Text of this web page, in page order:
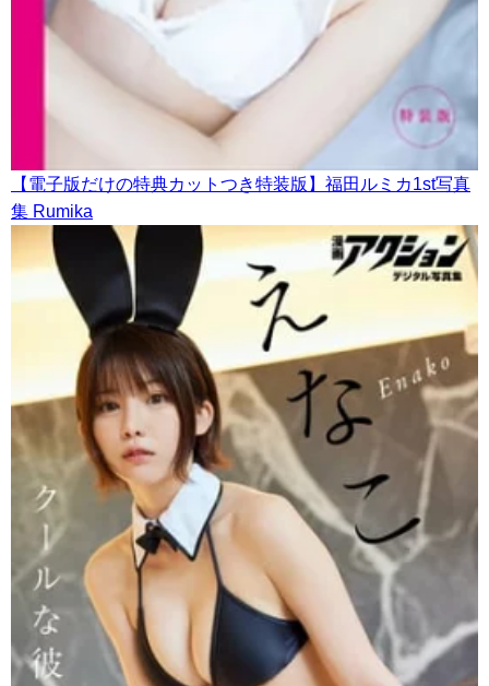
【電子版だけの特典カットつき特装版】福田ルミカ1st写真
集 Rumika